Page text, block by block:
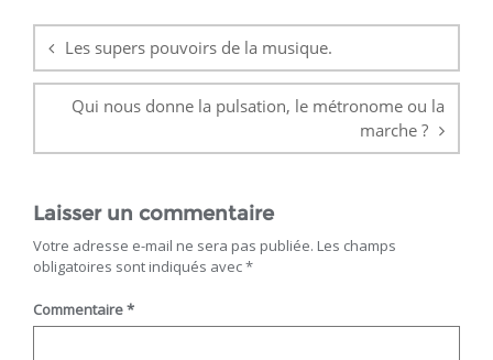
de
l’article
Les supers pouvoirs de la musique.
Qui nous donne la pulsation, le métronome ou la
marche ?
Laisser un commentaire
Votre adresse e-mail ne sera pas publiée. Les champs
obligatoires sont indiqués avec*
Commentaire*